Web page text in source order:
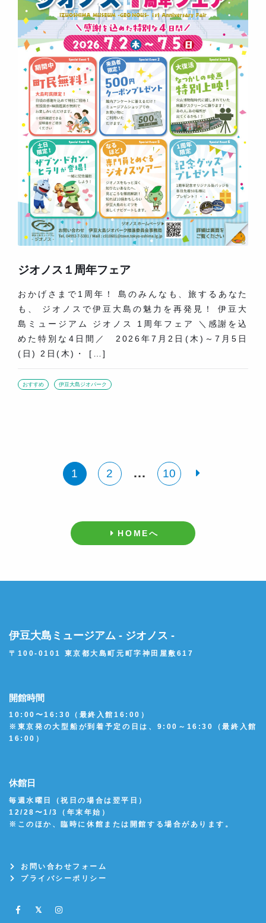
ジオノス１周年フェア
おかげさまで1周年！ 島のみんなも、旅するあなた
も、 ジオノスで伊豆大島の魅力を再発見！ 伊豆大
島ミュージアム ジオノス 1周年フェア ＼感謝を込
めた特別な4日間／ 2026年7月2日(木)～7月5日
(日) 2日(木)・ […]
おすすめ 伊豆大島ジオパーク
1 2 … 10
HOMEへ
伊豆大島ミュージアム - ジオノス -
〒100-0101 東京都大島町元町字神田屋敷617
開館時間
10:00〜16:30（最終入館16:00）
※東京発の大型船が到着予定の日は、9:00～16:30（最終入館
16:00）
休館日
毎週水曜日（祝日の場合は翌平日）
12/28〜1/3（年末年始）
※このほか、臨時に休館または開館する場合があります。
お問い合わせフォーム
プライバシーポリシー